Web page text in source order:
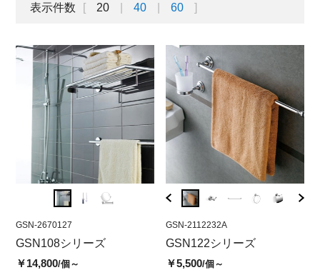
表示件数
20 40 60
GSN-2670127
GSN108シリーズ
￥14,800/個～
GSN-2670127
108トイレブラシ
￥14,800/個
GSN-2112248A
122スペアペーパーホルダ
ー
GSN-2112232A
GSN122シリーズ
￥5,500/個～